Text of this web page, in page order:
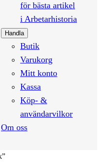
för bästa artikel
i Arbetarhistoria
Handla
Butik
Varukorg
Mitt konto
Kassa
Köp- &
användarvilkor
Om oss